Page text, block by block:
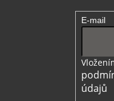
E-mail
údajů